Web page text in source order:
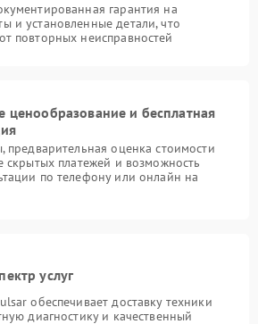
гарантия на
и установленные детали, что
повторных неисправностей
ценообразование и бесплатная
предварительная оценка стоимости
скрытых платежей и возможность
по телефону или онлайн на
услуг
обеспечивает доставку техники
диагностику и качественный